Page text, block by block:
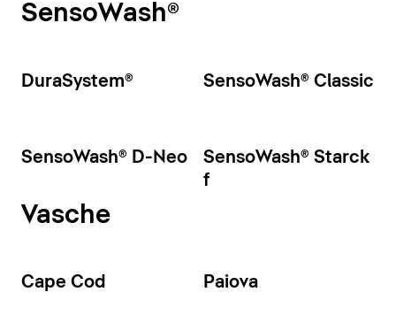
SensoWash®
DuraSystem® SensoWash® Classic
SensoWash® D-Neo
SensoWash® Starck
f
Vasche
Cape Cod Paiova